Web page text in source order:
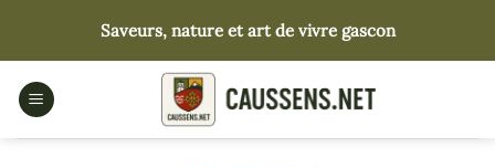
contenu
Saveurs, nature et art de vivre gascon